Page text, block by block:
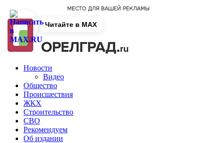
Новости
Видео
Общество
Происшествия
ЖКХ
Строительство
СВО
Рекомендуем
Об издании
Читайте в MAX